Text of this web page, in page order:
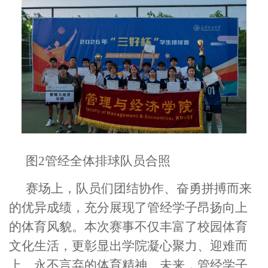
图2管经全体排球队员合照
赛场上，队员们团结协作、 奋勇拼搏而来
的优异成绩 ，充分展现了管经学子昂扬向上
的体育风貌。本次赛事不仅丰富了校园体育
文化生活，更彰显出学院凝心聚力、 迎难而
上、永不言弃的体育精神。未来，管经学子